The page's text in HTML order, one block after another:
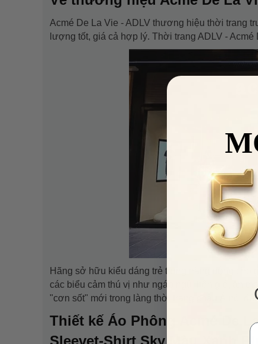
Acmé De La Vie - ADLV thương hiệu thời trang
lượng tốt, giá cả hợp lý. Thời trang ADLV -
Hãng sở hữu kiểu dáng trẻ trung năng động
các biểu cảm thú vị như ngáp ngủ, hôn gió, ăn
"cơn sốt" mới trong làng thời trang châu Á nói
Thiết kế Áo Phông Acmé De
Sleevet-Shirt Sky Màu Xanh